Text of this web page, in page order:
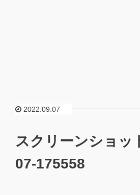
2022.09.07
スクリーンショッ
07-175558